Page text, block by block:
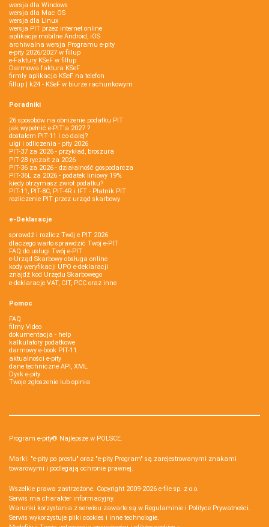
wersja dla Windows
wersja dla Mac OS
wersja dla Linux
wersja PIT przez internet online
aplikacje mobilne Android, iOS
archiwalna wersja Programu e-pity
e-pity 2026/2027 w fillup
e‑Faktury KSeF w fillup
Darmowa faktura KSeF
firmly aplikacja KSeF na telefon
fillup | k24 - KSeF w biurze rachunkowym
Poradniki
26 sposobów na obniżenie podatku PIT
jak wypełnić e-PIT'a 2027 ?
dostałem PIT-11 i co dalej?
ulgi i odliczenia - pity 2026
PIT-37 za 2026 - przykład, broszura
PIT-28 ryczałt za 2026
PIT-36 za 2026 - działalność gospodarcza
PIT-36L za 2026 - podatek liniowy 19%
kiedy otrzymasz zwrot podatku?
PIT-11, PIT-8C, PIT-4R i IFT - Płatnik PIT
rozliczenie PIT przez urząd skarbowy
e-Deklaracje
sprawdź i rozlicz Twój e PIT 2026
dlaczego warto sprawdzić Twój e-PIT
FAQ do usługi Twój e-PIT
e-Urząd Skarbowy obsługa online
kody weryfikacji UPO e-deklaracji
znajdź kod Urzędu Skarbowego
e-deklaracje VAT, CIT, PCC oraz inne
Pomoc
FAQ
filmy Video
dokumentacja - help
kalkulatory podatkowe
darmowy e-book PIT-11
aktualności e-pity
dane techniczne API, XML
Dysk e-pity
Twoje zgłoszenie lub opinia
Program e-pity® Najlepsze w POLSCE.
Marki: "e-pity po prostu" oraz "e-pity Program" są zarejestrowanymi znakami
towarowymi i podlegają ochronie prawnej.
Wszelkie prawa zastrzeżone. Copyright 2009-2026 e-file sp. z o.o.
Serwis ma charakter informacyjny.
Warunki korzystania z serwisu zawarte są w Regulaminie i Polityce Prywatności.
Serwis wykorzystuje pliki cookies i inne technologie.